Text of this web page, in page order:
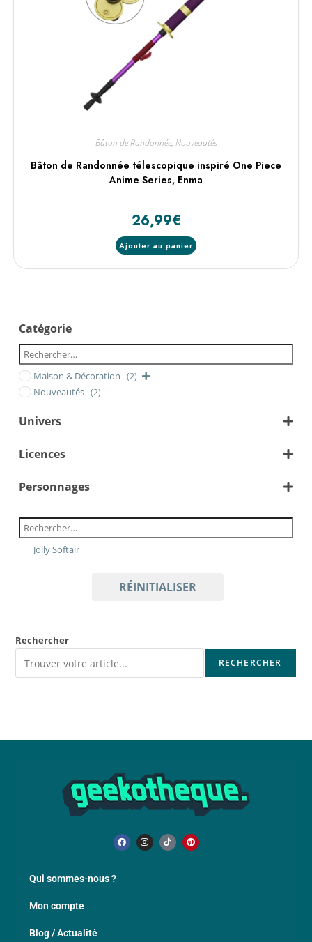
Bâton de Randonnée, Nouveautés
Bâton de Randonnée télescopique inspiré One Piece
Anime Series, Enma
26,99€
Ajouter au panier
Catégorie
Maison & Décoration (2)
Nouveautés (2)
Univers
Licences
Personnages
The Trafalgar Law
Jolly Softair
RÉINITIALISER
Rechercher
RECHERCHER
Qui sommes-nous ?
Mon compte
Blog / Actualité